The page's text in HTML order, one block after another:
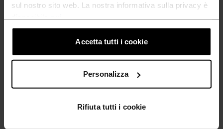
sul nostro sito web. La nostra informativa sulla privacy è
Accetta tutti i cookie
Personalizza
Rifiuta tutti i cookie
TIPO DI ATTIVITÀ